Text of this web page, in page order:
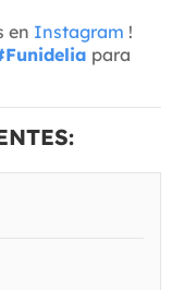
en Instagram !
para